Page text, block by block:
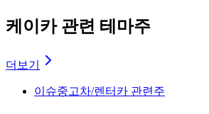
케이카 관련 테마주
더보기
이슈중고차/렌터카 관련주